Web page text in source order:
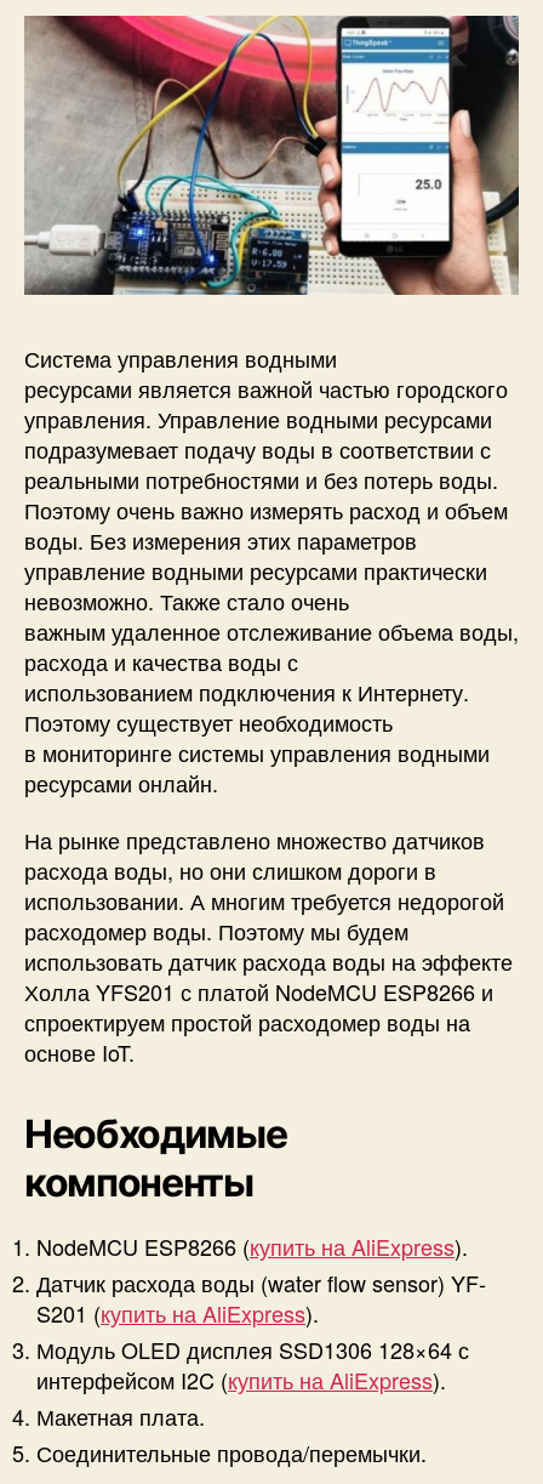
д
ы
с
п
о
м
о
щ
ь
ю
E
8
2
6
6
и
д
а
т
ч
и
к
а
с
х
а
в
о
д
ы
Система управления водными
ресурсами является важной частью городского
управления. Управление водными ресурсами
подразумевает подачу воды в соответствии с
реальными потребностями и без потерь воды.
Поэтому очень важно измерять расход и объем
воды. Без измерения этих параметров
управление водными ресурсами практически
невозможно. Также стало очень
важным удаленное отслеживание объема воды,
расхода и качества воды с
использованием подключения к Интернету.
Поэтому существует необходимость
в мониторинге системы управления водными
ресурсами онлайн.
На рынке представлено множество датчиков
расхода воды, но они слишком дороги в
использовании. А многим требуется недорогой
расходомер воды. Поэтому мы будем
использовать датчик расхода воды на эффекте
Холла YFS201 с платой NodeMCU ESP8266 и
спроектируем простой расходомер воды на
основе IoT.
Необходимые
компоненты
NodeMCU ESP8266 (купить на AliExpress).
Датчик расхода воды (water flow sensor) YF-
S201 (купить на AliExpress).
Модуль OLED дисплея SSD1306 128×64 с
интерфейсом I2C (купить на AliExpress).
Макетная плата.
Соединительные провода/перемычки.